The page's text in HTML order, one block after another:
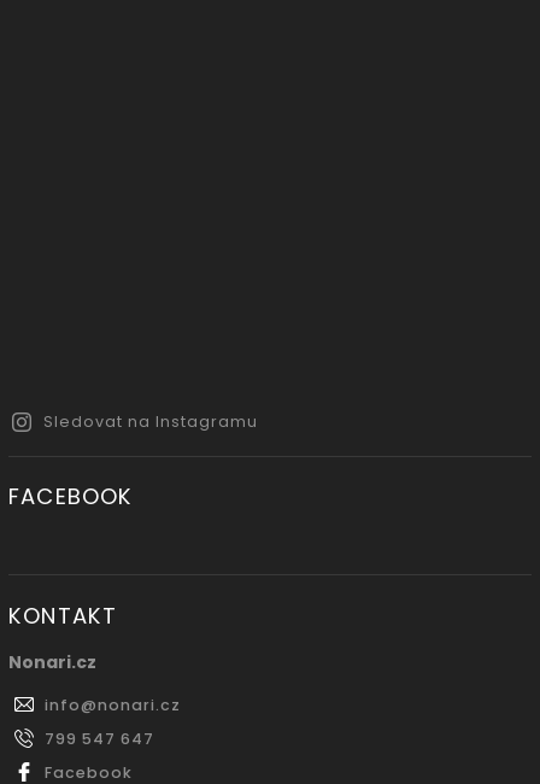
Sledovat na Instagramu
FACEBOOK
KONTAKT
Nonari.cz
info@nonari.cz
799 547 647
Facebook